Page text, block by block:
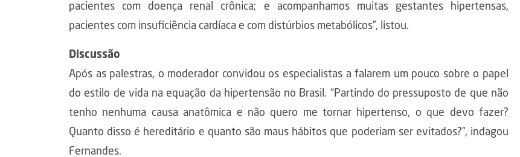
pacientes com doença renal crônica; e acompanhamos muitas gestantes hipertensas,
pacientes com insuficiência cardíaca e com distúrbios metabólicos”, listou.
Discussão
Após as palestras, o moderador convidou os especialistas a falarem um pouco sobre o papel
do estilo de vida na equação da hipertensão no Brasil. “Partindo do pressuposto de que não
tenho nenhuma causa anatômica e não quero me tornar hipertenso, o que devo fazer?
Quanto disso é hereditário e quanto são maus hábitos que poderiam ser evitados?”, indagou
Fernandes.